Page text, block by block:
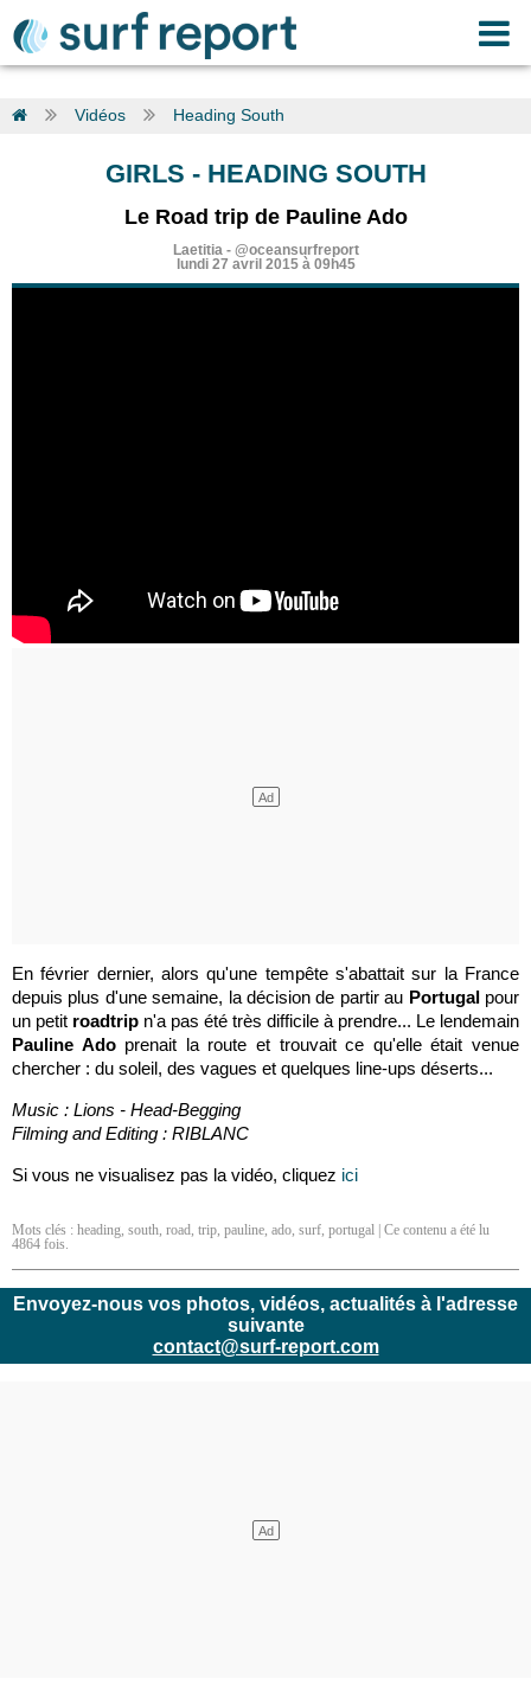
Vidéos Heading South
GIRLS - HEADING SOUTH
Le Road trip de Pauline Ado
Laetitia- @oceansurfreport
lundi 27 avril 2015 à 09h45
En février dernier, alors qu'une tempête s'abattait sur la France
depuis plus d'une semaine, la décision de partir au Portugalpour
un petit roadtrip n'a pas été très difficile à prendre... Le lendemain
Pauline Adoprenait la route et trouvait ce qu'elle était venue
chercher : du soleil, des vagues et quelques line-ups déserts...
Music : Lions - Head-Begging
Filming and Editing : RIBLANC
Si vous ne visualisez pas la vidéo, cliquez ici
Mots clés : heading, south, road, trip, pauline, ado, surf, portugal | Ce contenu a été lu
4864 fois.
Envoyez-nous vos photos, vidéos, actualités à l'adresse
suivante
contact@surf-report.com